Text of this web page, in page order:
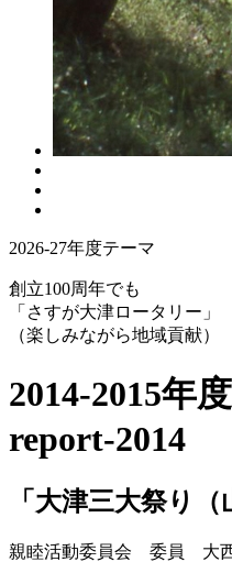
2026-27年度テーマ
創立100周年でも
「さすが大津ロータリー」
（楽しみながら地域貢献）
2014-2015年
report-2014
「大津三大祭り
親睦活動委員会 委員 大